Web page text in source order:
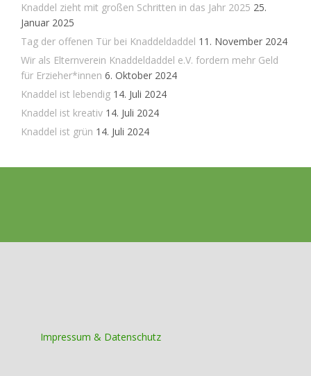
Knaddel zieht mit großen Schritten in das Jahr 2025 25.
Januar 2025
Tag der offenen Tür bei Knaddeldaddel 11. November 2024
Wir als Elternverein Knaddeldaddel e.V. fordern mehr Geld
für Erzieher*innen 6. Oktober 2024
Knaddel ist lebendig 14. Juli 2024
Knaddel ist kreativ 14. Juli 2024
Knaddel ist grün 14. Juli 2024
Impressum & Datenschutz